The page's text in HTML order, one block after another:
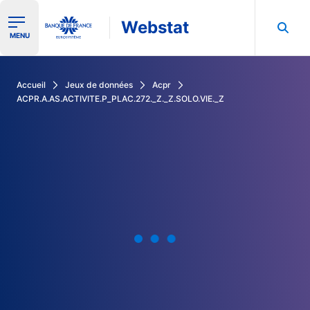
Ouvrir le menu de navigation
MENU Webstat
Accueil Jeux de données
Acpr
ACPR.A.AS.ACTIVITE.P_PLAC.272._Z._Z.SOLO.VIE._Z